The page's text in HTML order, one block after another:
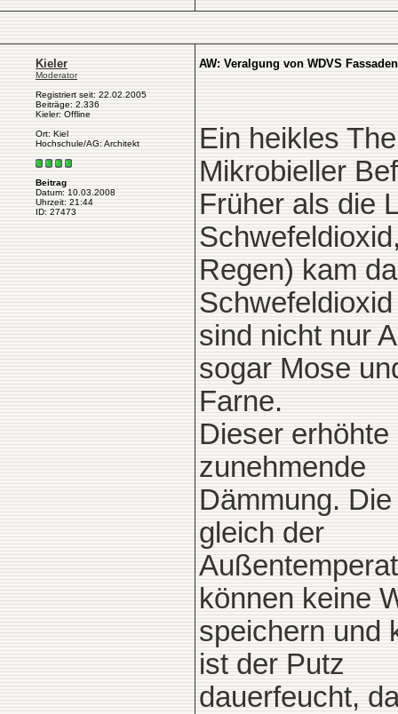
Kieler
Moderator
Registriert seit: 22.02.2005
Beiträge: 2.336
Kieler: Offline
Ort: Kiel
Hochschule/AG: Architekt
Beitrag
Datum: 10.03.2008
Uhrzeit: 21:44
ID: 27473
AW: Veralgung von WDVS Fassaden
Ein heikles
Mikrobieller
Früher als die
Regen) kam
sind nicht nur
sogar Mose
Farne.
Dieser
zunehmende
Dämmung.
gleich der
können keine
speichern und
ist der Putz
dauerfeucht,